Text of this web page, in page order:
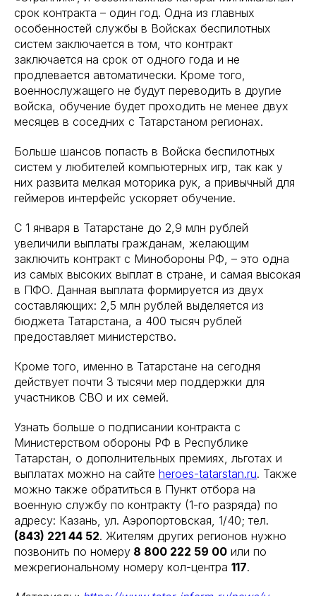
срок контракта – один год. Одна из главных
особенностей службы в Войсках беспилотных
систем заключается в том, что контракт
заключается на срок от одного года и не
продлевается автоматически. Кроме того,
военнослужащего не будут переводить в другие
войска, обучение будет проходить не менее двух
месяцев в соседних с Татарстаном регионах.
Больше шансов попасть в Войска беспилотных
систем у любителей компьютерных игр, так как у
них развита мелкая моторика рук, а привычный для
геймеров интерфейс ускоряет обучение.
С 1 января в Татарстане до 2,9 млн рублей
увеличили выплаты гражданам, желающим
заключить контракт с Минобороны РФ, – это одна
из самых высоких выплат в стране, и самая высокая
в ПФО. Данная выплата формируется из двух
составляющих: 2,5 млн рублей выделяется из
бюджета Татарстана, а 400 тысяч рублей
предоставляет министерство.
Кроме того, именно в Татарстане на сегодня
действует почти 3 тысячи мер поддержки для
участников СВО и их семей.
Узнать больше о подписании контракта с
Министерством обороны РФ в Республике
Татарстан, о дополнительных премиях, льготах и
выплатах можно на сайте heroes-tatarstan.ru. Также
можно также обратиться в Пункт отбора на
военную службу по контракту (1-го разряда) по
адресу: Казань, ул. Аэропортовская, 1/40; тел.
(843) 221 44 52. Жителям других регионов нужно
позвонить по номеру 8 800 222 59 00 или по
межрегиональному номеру кол-центра 117.